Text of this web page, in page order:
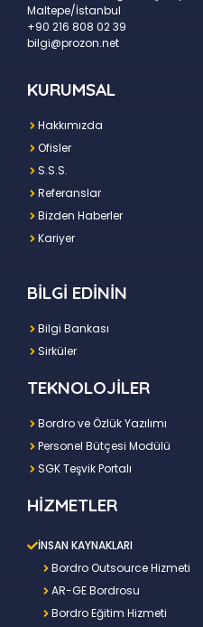
Maltepe/İstanbul
+90 216 808 02 39
bilgi@prozon.net
KURUMSAL
Hakkımızda
Ofisler
S.S.S.
Referanslar
Bizden Haberler
Kariyer
BİLGİ EDİNİN
Bilgi Bankası
Sirküler
TEKNOLOJİLER
Bordro ve Özlük Yazılımı
Personel Bütçesi Modülü
SGK Teşvik Portalı
HİZMETLER
İNSAN KAYNAKLARI
Bordro Outsource Hizmeti
AR-GE Bordrosu
Bordro Eğitim Hizmeti